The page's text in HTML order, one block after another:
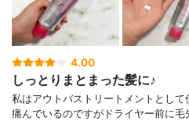
4.00
しっとりまとまった髪に♪
私はアウトバストリートメントとして
痛んでいるのですがドライヤー前に